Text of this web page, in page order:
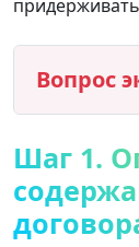
Вопрос
Шаг 1.